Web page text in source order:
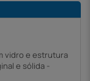
vidro e estrutura
e sólida -